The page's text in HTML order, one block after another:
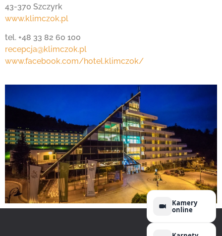
43-370 Szczyrk
www.klimczok.pl
tel. +48 33 82 60 100
recepcja@klimczok.pl
www.facebook.com/hotel.klimczok/
Kamery
online